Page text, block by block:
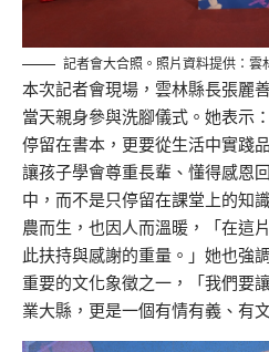
記者會大合照。照片資料提供：雲
本次記者會現場，雲林縣長張麗
當天親身參與洗腳儀式。她表示
停留在書本，更要從生活中實踐
讓孩子學會尊重長輩、懂得感恩
中，而不是只停留在課堂上的知
農而生，也因人而溫暖，「在這
此扶持與感謝的重量。」她也強
重要的文化象徵之一，「我們要
業大縣，更是一個有情有義、有